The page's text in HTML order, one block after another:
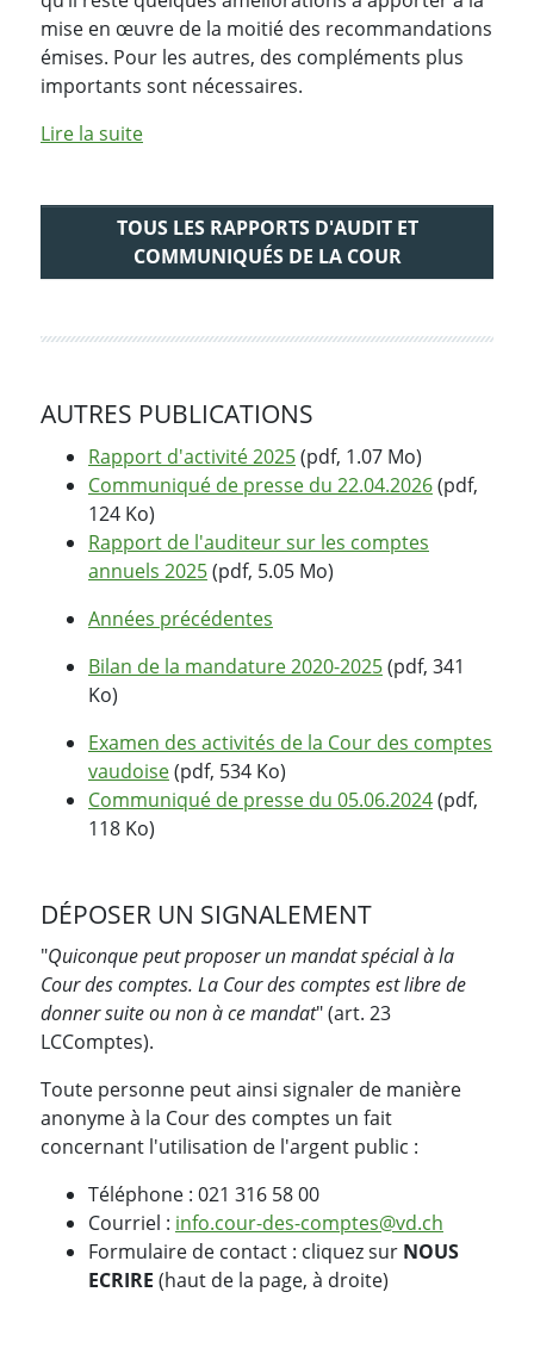
mise en œuvre de la moitié des recommandations
émises. Pour les autres, des compléments plus
importants sont nécessaires.
Lire la suitede l'article "Rapport n° 90 : Protection des
TOUS LES RAPPORTS D'AUDIT ET
COMMUNIQUÉS DE LA COUR
AUTRES PUBLICATIONS
Rapport d'activité 2025(pdf, 1.07 Mo)
Communiqué de presse du 22.04.2026(pdf,
124 Ko)
Rapport de l'auditeur sur les comptes
annuels 2025(pdf, 5.05 Mo)
Années précédentes
Bilan de la mandature 2020-2025(pdf, 341
Ko)
Examen des activités de la Cour des comptes
vaudoise(pdf, 534 Ko)
Communiqué de presse du 05.06.2024(pdf,
118 Ko)
DÉPOSER UN SIGNALEMENT
"Quiconque peut proposer un mandat spécial à la
Cour des comptes. La Cour des comptes est libre de
donner suite ou non à ce mandat" (art. 23
LCComptes).
Toute personne peut ainsi signaler de manière
anonyme à la Cour des comptes un fait
concernant l'utilisation de l'argent public :
Téléphone : 021 316 58 00
Courriel : info.cour-des-comptes@vd.ch
Formulaire de contact : cliquez sur NOUS
ECRIRE (haut de la page, à droite)